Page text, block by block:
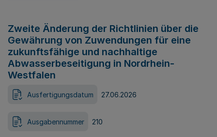
Zweite Änderung der Richtlinien über die
Gewährung von Zuwendungen für eine
zukunftsfähige und nachhaltige
Abwasserbeseitigung in Nordrhein-
Westfalen
Ausfertigungsdatum 27.06.2026
Ausgabennummer 210